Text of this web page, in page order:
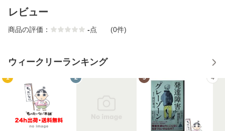
レビュー
商品の評価： -点 (0件)
ウィークリーランキング
1 2 3 4